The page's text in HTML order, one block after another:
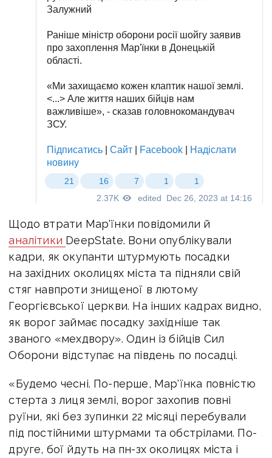
Щодо втрати Мар'їнки повідомили й
аналітики DeepState. Вони опублікували
кадри, як окупанти штурмують посадки
на західних околицях міста та підняли свій
стяг навпроти знищеної в лютому
Георгієвської церкви. На інших кадрах видно,
як ворог займає посадку західніше так
званого «мехдвору». Один із бійців Сил
Оборони відступає на південь по посадці.
«Будемо чесні. По-перше, Мар'їнка повністю
стерта з лиця землі, ворог захопив повні
руїни, які без зупинки 22 місяці перебували
під постійними штурмами та обстрілами. По-
друге, бої йдуть на пн-зх околицях міста і